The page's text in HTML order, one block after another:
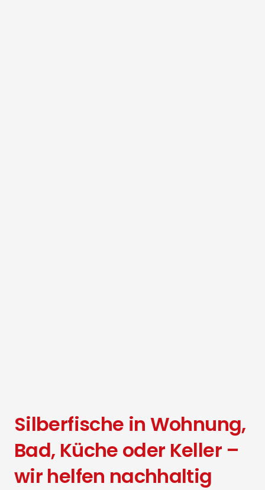
Silberfische in Wohnung,
Bad, Küche oder Keller –
wir helfen nachhaltig